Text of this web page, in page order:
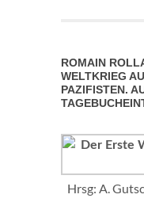
ROMAIN
WELTKRIEG
PAZIFISTEN.
Hrsg: A.